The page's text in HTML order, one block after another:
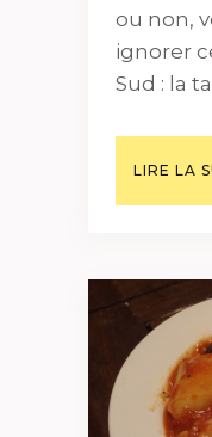
ou non,
ignorer
Sud : la
LIRE LA